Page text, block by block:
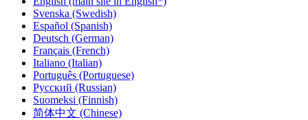
Svenska (Swedish)
Español (Spanish)
Deutsch (German)
Français (French)
Italiano (Italian)
Português (Portuguese)
Русский (Russian)
Suomeksi (Finnish)
简体中文 (Chinese)